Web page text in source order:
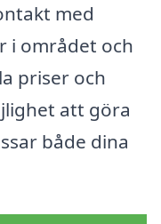
med
i området och
priser och
att göra
både dina